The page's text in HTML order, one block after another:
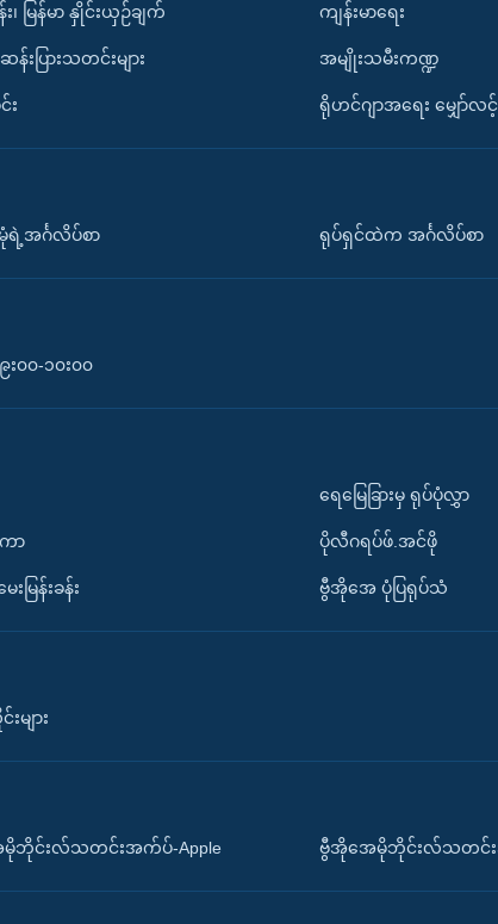
မြန်မာ နှိုင်းယှဉ်ချက်
န်းပြားသတင်းများ
း
ကျန်းမာရေး
အမျိုးသမီးကဏ္ဍ
ရိုဟင်ဂျာအရေး မျှော်လ
ရဲ့အင်္ဂလိပ်စာ ရုပ်ရှင်ထဲက အင်္ဂလိပ်စာ
း၀၀-၁၀း၀၀
ာ
မြန်းခန်း
ရေမြေခြားမှ ရုပ်ပုံလွှာ
ပိုလီဂရပ်ဖ်.အင်ဖို
ဗွီအိုအေ ပုံပြရုပ်သံ
များ
ဘိုင်းလ်သတင်းအက်ပ်-Apple ဗွီအိုအေမိုဘိုင်းလ်သတင်း